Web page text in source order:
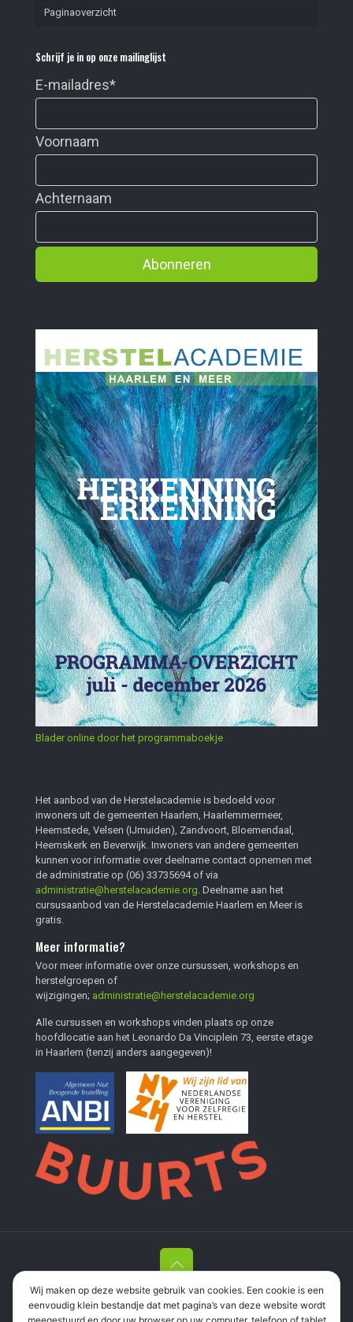
Paginaoverzicht
Schrijf je in op onze mailinglijst
E-mailadres*
Voornaam
Achternaam
Abonneren
Blader online door het programmaboekje
Het aanbod van de Herstelacademie is bedoeld voor
inwoners uit de gemeenten Haarlem, Haarlemmermeer,
Heemstede, Velsen (IJmuiden), Zandvoort, Bloemendaal,
Heemskerk en Beverwijk. Inwoners van andere gemeenten
kunnen voor informatie over deelname contact opnemen met
de administratie op (06) 33735694of via
administratie@herstelacademie.org. Deelname aan het
cursusaanbod van de Herstelacademie Haarlem en Meer is
gratis.
Meer informatie?
Voor meer informatie over onze cursussen, workshops en
herstelgroepen of
wijzigingen; administratie@herstelacademie.org
Alle cursussen en workshops vinden plaats op onze
hoofdlocatie aan het Leonardo Da Vinciplein 73, eerste etage
in Haarlem (tenzij anders aangegeven)!
Stichting Herstelacademie Haarlem en Meer| Leonardo Da
Vinciplein 73, 2037 RR Haarlem |
06 337 35 694|
Wij maken op deze website gebruik van cookies. Een cookie is een
eenvoudig klein bestandje dat met pagina’s van deze website wordt